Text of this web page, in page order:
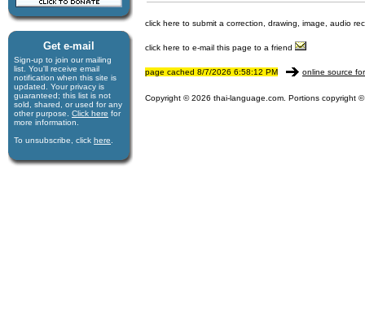
Get e-mail
Sign-up to join our mail­ing
list. You'll receive e­mail
notification when this site is
updated. Your privacy is
guaran­teed; this list is not
sold, shared, or used for any
other purpose. Click here for
more infor­mation.
To unsubscribe, click here
click here to submit a correction, drawing, image, audio
click here to e-mail this page to a friend
page cached 8/7/2026 6:58:12 PM online source
Copyright © 2026 thai-language.com. Portions copyright